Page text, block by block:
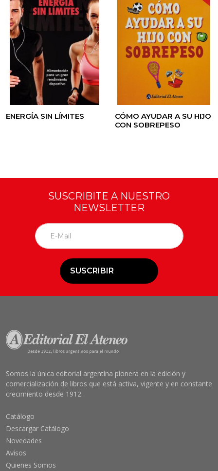
ENERGÍA SIN LÍMITES
CÓMO AYUDAR A SU HIJO
CON SOBREPESO
SUSCRIBITE A NUESTRO
NEWSLETTER
SUSCRIBIR
Somos la única editorial argentina pionera en la edición y
comercialización de libros que está activa, vigente y en constante
crecimiento desde 1912.
Catálogo
Descargar Catálogo
Novedades
Avisos
Quienes Somos